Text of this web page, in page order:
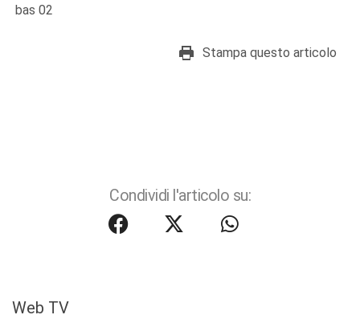
bas 02
Stampa questo articolo
Condividi l'articolo su:
Web TV